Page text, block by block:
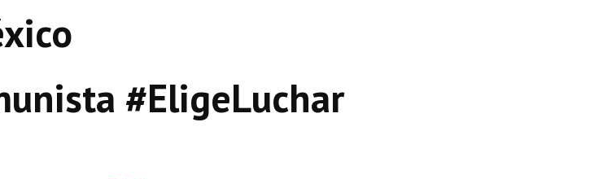
#EligeLuchar